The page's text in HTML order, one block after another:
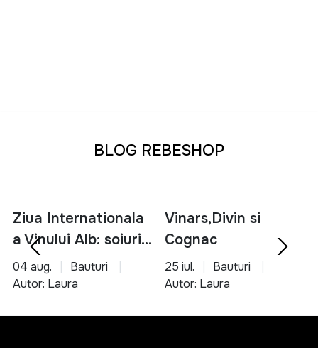
BLOG REBESHOP
Ziua Internationala
a Vinului Alb: soiuri,
servire si asocieri
culinare
04 aug.
Bauturi
Autor: Laura
Vinars,Divin si
Cognac
25 iul.
Bauturi
Autor: Laura